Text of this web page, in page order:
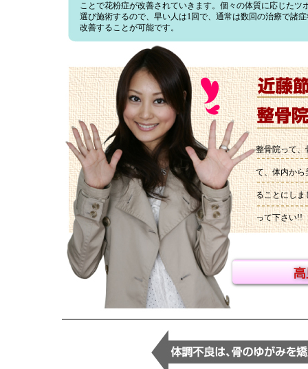
ことで花粉症が改善されていきます。個々の体質に応じたツ
選び施術するので、早い人は1回で、通常は数回の治療で諸
改善することが可能です。
整骨院って
て、体内から
ることにし
って下さい!!